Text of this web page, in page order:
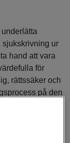
sjukskrivning ur
hand att vara
för
rättssäker och
på den